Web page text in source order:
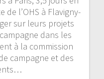
de l’OHS à Flavigny-
sur leurs projets
dans les
à la commission
campagne et des